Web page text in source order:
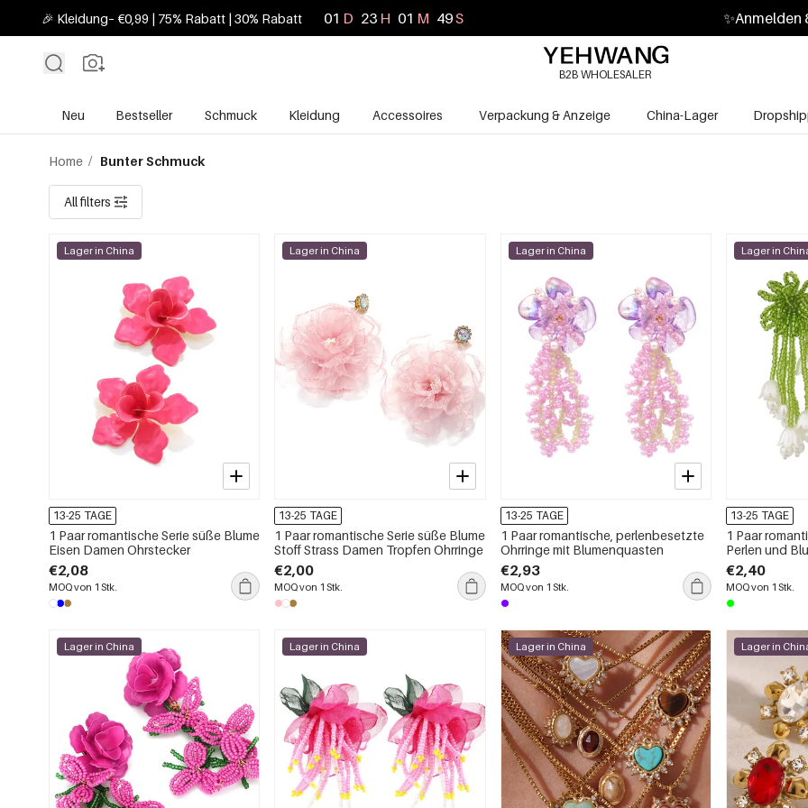
🎉 Kleidung– €0,99 | 75% Rabatt | 30% Rabatt 01 D 23 H 01 M 47S ✨Anmelden
B2B WHOLESALER
Neu Bestseller Schmuck Kleidung Accessoires Verpackung & Anzeige China-Lager
Home / Bunter Schmuck
All filters
Lager in China
13-25 TAGE
1 Paar romantische Serie süße Blume
Eisen Damen Ohrstecker
€2,08
MOQ von 1 Stk.
Lager in China
13-25 TAGE
1 Paar romantische Serie süße Blume
Stoff Strass Damen Tropfen Ohrringe
€2,00
MOQ von 1 Stk.
Lager in China
13-25 TAGE
1 Paar romantische, perlenbesetzte
Ohrringe mit Blumenquasten
€2,93
MOQ von 1 Stk.
Lager in
13-25 TAGE
1 Paar
Perlen und
€2,40
MOQ von 1 Stk.
Lager in China Lager in China Lager in China Lager in